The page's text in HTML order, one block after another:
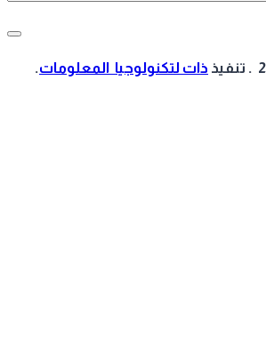
ذات لتكنولوجيا المعلومات.